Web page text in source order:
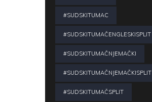
#SUDSKITUMAC
#SUDSKITUMAČENGLESKISPLIT
#SUDSKITUMAČNJEMAČKI
#SUDSKITUMAČNJEMAČKISPLIT
#SUDSKITUMAČSPLIT